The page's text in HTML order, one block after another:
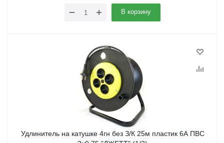
В корзину
Удлинитель на катушке 4гн без З/К 25м пластик 6А ПВС